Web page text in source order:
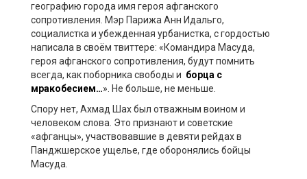
географию города имя героя афганского
сопротивления. Мэр Парижа Анн Идальго,
социалистка и убежденная урбанистка, с гордостью
написала в своём твиттере: «Командира Масуда,
героя афганского сопротивления, будут помнить
всегда, как поборника свободы и борца с
мракобесием…». Не больше, не меньше.
Спору нет, Ахмад Шах был отважным воином и
человеком слова. Это признают и советские
«афганцы», участвовавшие в девяти рейдах в
Панджшерское ущелье, где оборонялись бойцы
Масуда.